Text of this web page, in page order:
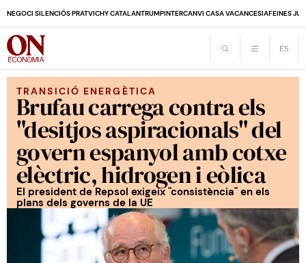
NEGOCI SILENCIÓS PRATVICHY CATALANTRUMPINTERCANVI CASA VACANCESIAFEINES
TRANSICIÓ ENERGÈTICA
Brufau carrega contra els
"desitjos aspiracionals" del
govern espanyol amb cotxe
elèctric, hidrogen i eòlica
El president de Repsol exigeix "consistència" en els
plans dels governs de la UE